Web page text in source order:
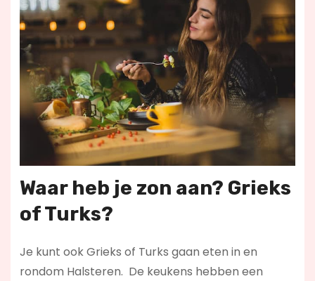
Waar heb je zon aan? Grieks
of Turks?
Je kunt ook Grieks of Turks gaan eten in en
rondom Halsteren. De keukens hebben een